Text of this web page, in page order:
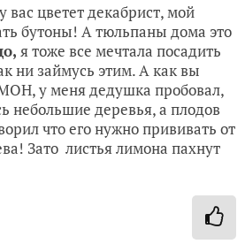
вас цветет декабрист, мой
бутоны! А тюльпаны дома это
я тоже все мечтала посадить
ни займусь этим. А как вы
у меня дедушка пробовал,
небольшие деревья, а плодов
что его нужно прививать от
Зато листья лимона пахнут